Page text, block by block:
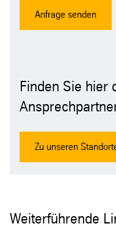
Anfrage senden
Finden Sie hier
Zu unseren
Weiterführende